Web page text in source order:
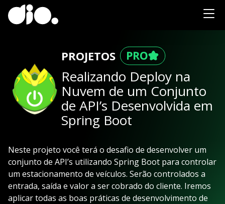
PROJETOS
Realizando Deploy na
Nuvem de um Conjunto
de API’s Desenvolvida em
Spring Boot
Neste projeto você terá o desafio de desenvolver um
conjunto de API’s utilizando Spring Boot para controlar
um estacionamento de veículos. Serão controlados a
entrada, saída e valor a ser cobrado do cliente. Iremos
aplicar todas as boas práticas de desenvolvimento de